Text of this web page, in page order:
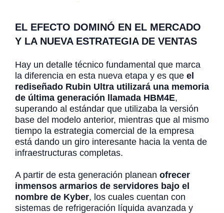
EL EFECTO DOMINÓ EN EL MERCADO
Y LA NUEVA ESTRATEGIA DE VENTAS
Hay un detalle técnico fundamental que marca
la diferencia en esta nueva etapa y es que el
rediseñado Rubin Ultra utilizará una memoria
de última generación llamada HBM4E,
superando al estándar que utilizaba la versión
base del modelo anterior, mientras que al mismo
tiempo la estrategia comercial de la empresa
está dando un giro interesante hacia la venta de
infraestructuras completas.
A partir de esta generación planean ofrecer
inmensos armarios de servidores bajo el
nombre de Kyber, los cuales cuentan con
sistemas de refrigeración líquida avanzada y